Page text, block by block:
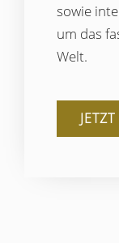
sowie
um das
Welt.